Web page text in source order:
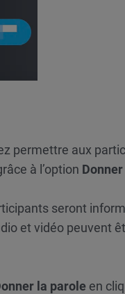
permettre aux
à l’option
seront
et vidéo peuvent
la parole en